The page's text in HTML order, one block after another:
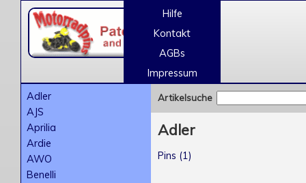
Hilfe
Kontakt
AGBs
Impressum
Adler
AJS
Aprilia
Ardie
AWO
Benelli
Artikelsuche
Adler
Pins (1)